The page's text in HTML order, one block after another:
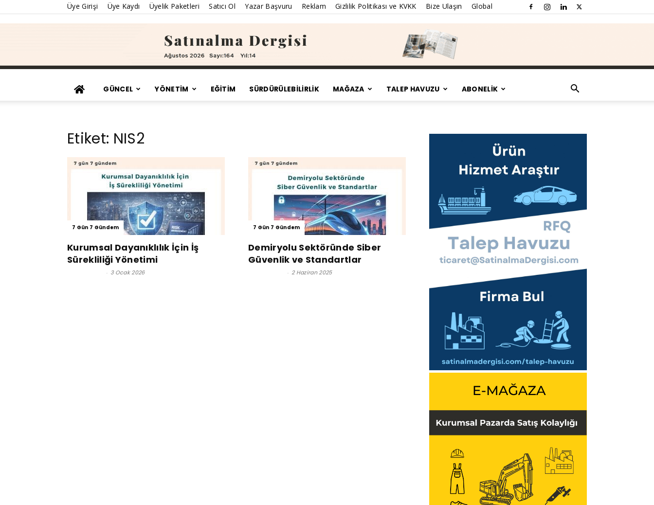
Üye Girişi Üye Kaydı Üyelik Paketleri Satıcı Ol Yazar Başvuru Reklam Gizlilik Politikası ve KVKK Bize Ulaşın Global
GÜNCEL YÖNETİM EĞİTİM SÜRDÜRÜLEBILIRLIK MAĞAZA TALEP HAVUZU ABONELİK
Etiket: NIS2
7 Gün 7 Gündem
Kurumsal Dayanıklılık İçin İş
Sürekliliği Yönetimi
- 3 Ocak 2026
7 Gün 7 Gündem
Demiryolu Sektöründe Siber
Güvenlik ve Standartlar
- 2 Haziran 2025